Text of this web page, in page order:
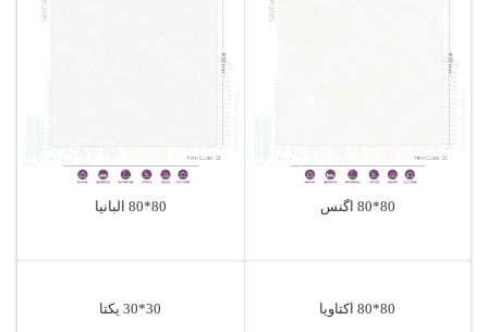
80*80 آگنس 80*80 آلبانیا
80*80 اٌکتاویا 30*30 یکتا